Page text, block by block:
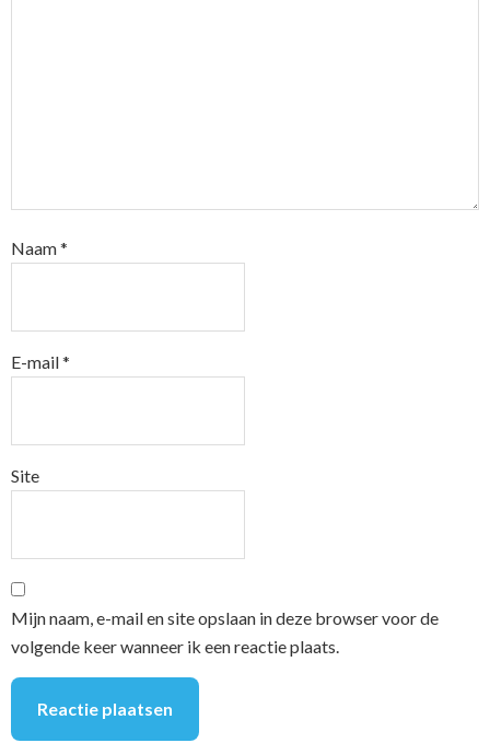
Naam*
E-mail*
Site
Mijn naam, e-mail en site opslaan in deze browser voor de
volgende keer wanneer ik een reactie plaats.